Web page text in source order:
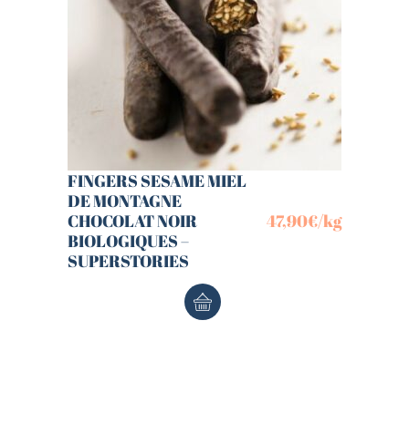
FINGERS SESAME MIEL
DE MONTAGNE
CHOCOLAT NOIR
BIOLOGIQUES –
SUPERSTORIES
47,90€/kg